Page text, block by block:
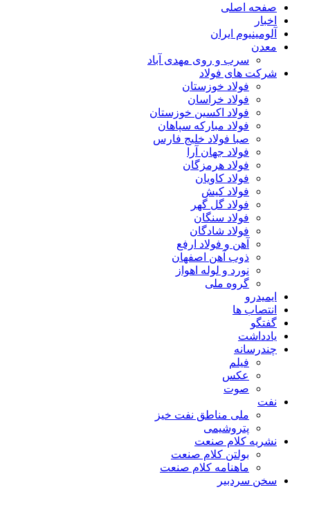
صفحه اصلی
اخبار
آلومینیوم ایران
معدن
سرب و روی مهدی آباد
شرکت های فولاد
فولاد خوزستان
فولاد خراسان
فولاد اکسین خوزستان
فولاد مبارکه سپاهان
صبا فولاد خلیج فارس
فولاد جهان آرا
فولاد هرمزگان
فولاد کاویان
فولاد کیش
فولاد گل گهر
فولاد سنگان
فولاد شادگان
آهن و فولاد ارفع
ذوب آهن اصفهان
نورد و لوله اهواز
گروه ملی
ایمیدرو
انتصاب ها
گفتگو
یادداشت
چندرسانه
فیلم
عکس
صوت
نفت
ملی مناطق نفت خیز
پتروشیمی
نشریه کلام صنعت
بولتن کلام صنعت
ماهنامه کلام صنعت
سخن سردبیر